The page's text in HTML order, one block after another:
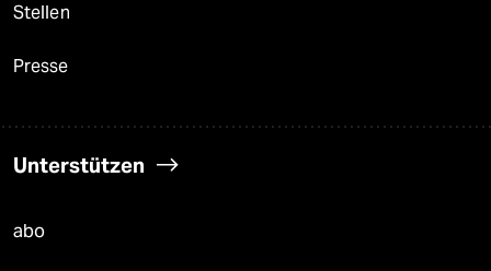
Stellen
Presse
Unterstützen
abo